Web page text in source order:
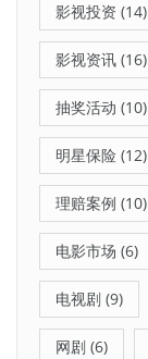
影视投资 (14)
影视资讯 (16)
抽奖活动 (10)
明星保险 (12)
理赔案例 (10)
电影市场 (6)
电视剧 (9)
网剧 (6)